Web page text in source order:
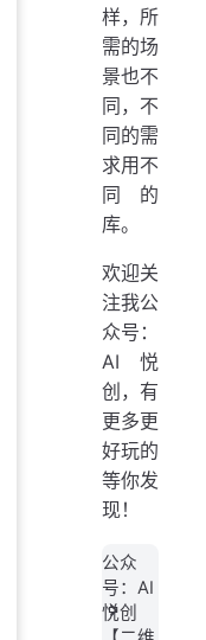
样，所
需的场
景也不
同，不
同的需
求用不
同的
库。
欢迎关
注我公
众号：
AI悦
创，有
更多更
好玩的
等你发
现！
公众
号：AI
悦创